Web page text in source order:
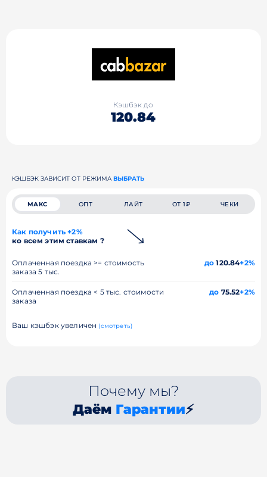
Кэшбэк до
120.84
КЭШБЭК ЗАВИСИТ ОТ РЕЖИМА ВЫБРАТЬ
МАКС ОПТ ЛАЙТ ОТ 1₽ ЧЕКИ
Как получить +2%
ко всем этим ставкам ?
Оплаченная поездка >= стоимость
заказа 5 тыс.
до 120.84+2%
Оплаченная поездка < 5 тыс. стоимости
заказа
до 75.52+2%
Ваш кэшбэк увеличен (смотреть)
Почему мы?
Даём Гарантии⚡